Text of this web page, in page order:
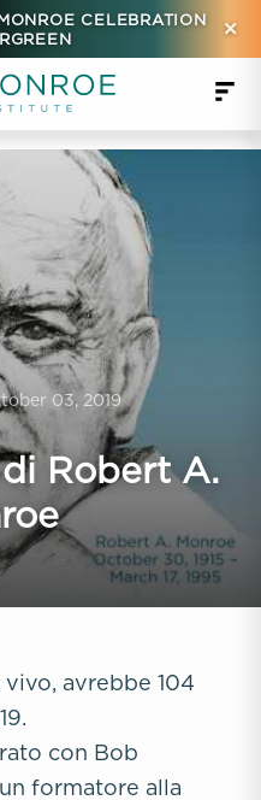
CELEBRATION
×
03, 2019
Robert A.
avrebbe 104
con Bob
formatore alla